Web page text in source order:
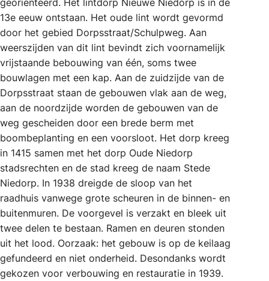
13e eeuw ontstaan. Het oude lint wordt gevormd
door het gebied Dorpsstraat/Schulpweg. Aan
weerszijden van dit lint bevindt zich voornamelijk
vrijstaande bebouwing van één, soms twee
bouwlagen met een kap. Aan de zuidzijde van de
Dorpsstraat staan de gebouwen vlak aan de weg,
aan de noordzijde worden de gebouwen van de
weg gescheiden door een brede berm met
boombeplanting en een voorsloot. Het dorp kreeg
in 1415 samen met het dorp Oude Niedorp
stadsrechten en de stad kreeg de naam Stede
Niedorp. In 1938 dreigde de sloop van het
raadhuis vanwege grote scheuren in de binnen- en
buitenmuren. De voorgevel is verzakt en bleek uit
twee delen te bestaan. Ramen en deuren stonden
uit het lood. Oorzaak: het gebouw is op de keilaag
gefundeerd en niet onderheid. Desondanks wordt
gekozen voor verbouwing en restauratie in 1939.